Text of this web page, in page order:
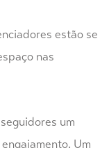
estão se
nas
um
Um